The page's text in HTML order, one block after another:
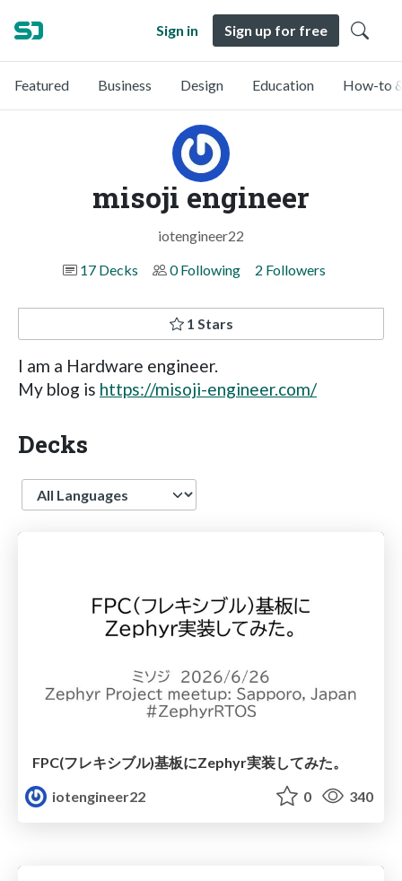
Sign in Sign up for free
Featured Business Design Education How-to
misoji engineer
iotengineer22
17 Decks
0 Following 2 Followers
1 Stars
I am a Hardware engineer.
My blog is https://misoji-engineer.com/
Decks
Language
FPC(フレキシブル)基板にZephyr実装してみた。
iotengineer22
0 340